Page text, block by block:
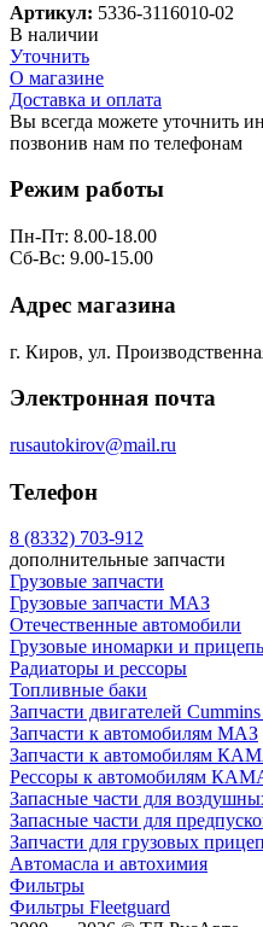
Артикул: 5336-3116010-02
В наличии
Уточнить
О магазине
Доставка и оплата
Вы всегда можете уточнить
позвонив нам по телефонам
Режим работы
Пн-Пт: 8.00-18.00
Сб-Вс: 9.00-15.00
Адрес магазина
г. Киров, ул.
Электронная почта
rusautokirov@mail.ru
Телефон
8 (8332) 703-912
дополнительные запчасти
Грузовые запчасти
Грузовые запчасти МАЗ
Отечественные автомобили
Грузовые иномарки и
Радиаторы и рессоры
Топливные баки
Запчасти двигателей
Запчасти к автомобилям МАЗ
Запчасти к автомобилям
Рессоры к автомобилям
Запасные части для
Запасные части для
Запчасти для грузовых
Автомасла и автохимия
Фильтры
Фильтры Fleetguard